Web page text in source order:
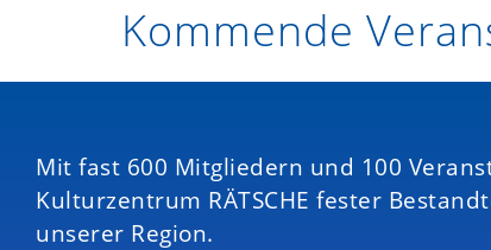
Kommende
Mit fast 600 Mitgliedern und 100
Kulturzentrum RÄTSCHE fester
unserer Region.